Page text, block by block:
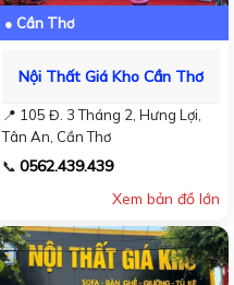
● Cần Thơ
Nội Thất Giá Kho Cần Thơ
📍 105 Đ. 3 Tháng 2, Hưng Lợi,
Tân An, Cần Thơ
📞 0562.439.439
Xem bản đồ lớn